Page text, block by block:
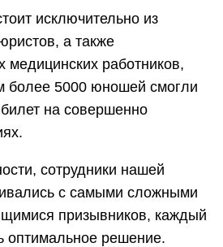
исключительно из
а также
медицинских работников,
более 5000 юношей смогли
на совершенно
сотрудники нашей
с самыми сложными
призывников, каждый
оптимальное решение.